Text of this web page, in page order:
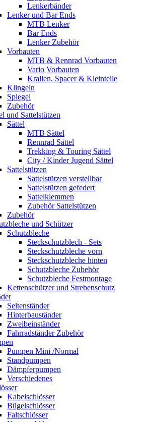
Lenkerbänder
Lenker und Bar Ends
MTB Lenker
Bar Ends
Lenker Zubehör
Vorbauten
MTB & Rennrad Vorbauten
Vario Vorbauten
Krallen, Spacer & Kleinteile
Klingeln
Spiegel
Zubehör
und Sattelstützen
Sättel
MTB Sättel
Rennrad Sättel
Trekking & Touring Sättel
City / Kinder Jugend Sättel
Sattelstützen
Sattelstützen verstellbar
Sattelstützen gefedert
Sattelklemmen
Zubehör Sattelstützen
Zubehör
und Schützer
Schutzbleche
Steckschutzblech - Sets
Steckschutzbleche vorn
Steckschutzbleche hinten
Schutzbleche Zubehör
Schutzbleche Festmontage
Kettenschützer und Strebenschutz
Seitenständer
Hinterbauständer
Zweibeinständer
Fahrradständer Zubehör
Pumpen Mini /Normal
Standpumpen
Dämpferpumpen
Verschiedenes
Kabelschlösser
Bügelschlösser
Faltschlösser